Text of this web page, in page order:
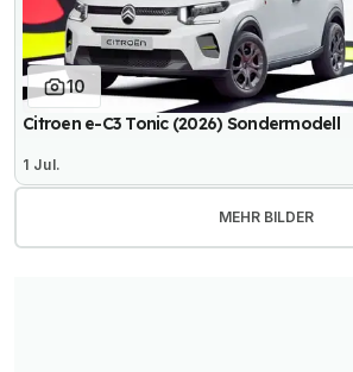
10
Citroen e-C3 Tonic (2026) Sondermodell
1 Jul.
MEHR BILDER